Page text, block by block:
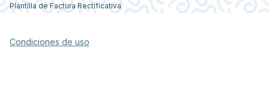
Plantilla de Factura Rectificativa
Condiciones de uso